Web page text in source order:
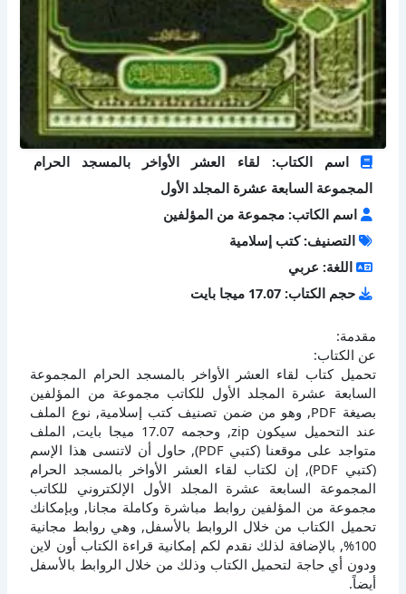
اسم الكتاب: لقاء العشر الأواخر بالمسجد الحرام
المجموعة السابعة عشرة المجلد الأول
اسم الكاتب: مجموعة من المؤلفين
التصنيف: كتب إسلامية
اللغة: عربي
حجم الكتاب: 17.07 ميجا بايت
مقدمة:
عن الكتاب:
تحميل كتاب لقاء العشر الأواخر بالمسجد الحرام المجموعة
السابعة عشرة المجلد الأول للكاتب مجموعة من المؤلفين
بصيغة PDF, وهو من ضمن تصنيف كتب إسلامية, نوع الملف
عند التحميل سيكون zip, وحجمه 17.07 ميجا بايت, الملف
متواجد على موقعنا (كتبي PDF), حاول أن لاتنسى هذا الإسم
(كتبي PDF), إن لكتاب لقاء العشر الأواخر بالمسجد الحرام
المجموعة السابعة عشرة المجلد الأول الإلكتروني للكاتب
مجموعة من المؤلفين روابط مباشرة وكاملة مجانا, وبإمكانك
تحميل الكتاب من خلال الروابط بالأسفل, وهي روابط مجانية
100%, بالإضافة لذلك نقدم لكم إمكانية قراءة الكتاب أون لاين
ودون أي حاجة لتحميل الكتاب وذلك من خلال الروابط بالأسفل
أيضاً.